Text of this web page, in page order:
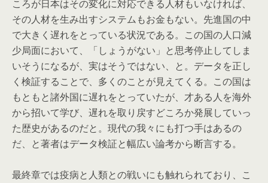
ころが日本はその変化に対応できる人材もいなければ、
その人材を生み出すシステムもお金もない。先進国の中
で大きく遅れをとっている状況である。この国の人口減
少局面において、「しょうがない」と思考停止してしま
いそうになるが、実はそうではない、と。データを正し
く検証することで、多くのことが見えてくる。この国は
もともと諸外国に遅れをとっていたが、才ある人を海外
から招いて学び、遅れを取り戻すどころか発展していっ
た歴史があるのだと。現代の我々にも打つ手はあるの
だ、と著者はデータ検証と幅広い論考から断言する。
最終章では疫病と人類との戦いにも触れられており、こ